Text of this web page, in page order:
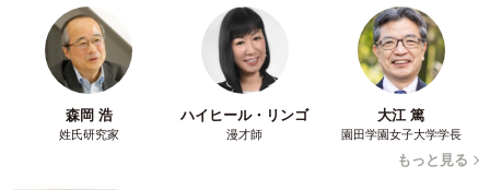
森岡 浩
姓氏研究家
ハイヒール・リンゴ
漫才師
大江 篤
園田学園女子大学学長
もっと見る